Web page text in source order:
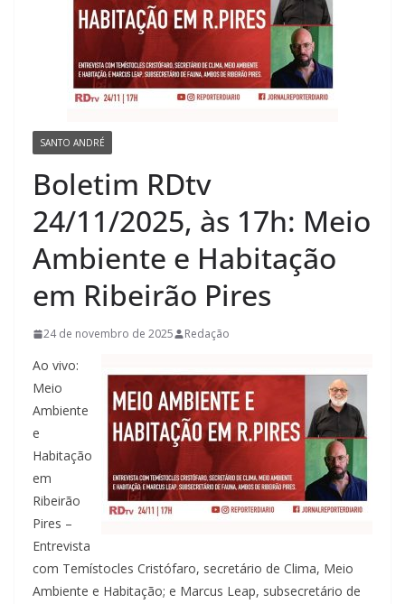
SANTO ANDRÉ
Boletim RDtv
24/11/2025, às 17h: Meio
Ambiente e Habitação
em Ribeirão Pires
24 de novembro de 2025 Redação
Ao vivo:
Meio
Ambiente
e
Habitação
em
Ribeirão
Pires –
Entrevista
com Temístocles Cristófaro, secretário de Clima, Meio
Ambiente e Habitação; e Marcus Leap, subsecretário de